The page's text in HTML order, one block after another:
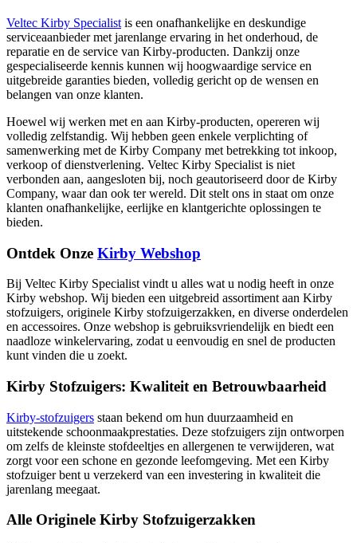
Veltec Kirby Specialist is een onafhankelijke en deskundige
serviceaanbieder met jarenlange ervaring in het onderhoud, de
reparatie en de service van Kirby-producten. Dankzij onze
gespecialiseerde kennis kunnen wij hoogwaardige service en
uitgebreide garanties bieden, volledig gericht op de wensen en
belangen van onze klanten.
Hoewel wij werken met en aan Kirby-producten, opereren wij
volledig zelfstandig. Wij hebben geen enkele verplichting of
samenwerking met de Kirby Company met betrekking tot inkoop,
verkoop of dienstverlening. Veltec Kirby Specialist is niet
verbonden aan, aangesloten bij, noch geautoriseerd door de Kirby
Company, waar dan ook ter wereld. Dit stelt ons in staat om onze
klanten onafhankelijke, eerlijke en klantgerichte oplossingen te
bieden.
Ontdek Onze Kirby Webshop
Bij Veltec Kirby Specialist vindt u alles wat u nodig heeft in onze
Kirby webshop. Wij bieden een uitgebreid assortiment aan Kirby
stofzuigers, originele Kirby stofzuigerzakken, en diverse onderdelen
en accessoires. Onze webshop is gebruiksvriendelijk en biedt een
naadloze winkelervaring, zodat u eenvoudig en snel de producten
kunt vinden die u zoekt.
Kirby Stofzuigers: Kwaliteit en Betrouwbaarheid
Kirby-stofzuigers staan bekend om hun duurzaamheid en
uitstekende schoonmaakprestaties. Deze stofzuigers zijn ontworpen
om zelfs de kleinste stofdeeltjes en allergenen te verwijderen, wat
zorgt voor een schone en gezonde leefomgeving. Met een Kirby
stofzuiger bent u verzekerd van een investering in kwaliteit die
jarenlang meegaat.
Alle Originele Kirby Stofzuigerzakken